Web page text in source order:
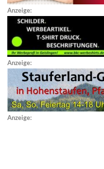
Anzeige:
Anzeige:
Anzeige: